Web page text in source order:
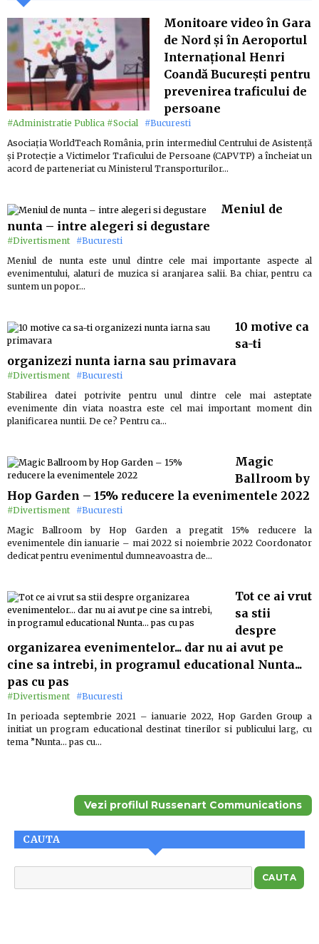
Monitoare video în Gara
de Nord și în Aeroportul
Internațional Henri
Coandă București pentru
prevenirea traficului de
persoane
#Administratie Publica #Social #Bucuresti
Asociația WorldTeach România, prin intermediul Centrului de Asistență
și Protecție a Victimelor Traficului de Persoane (CAPVTP) a încheiat un
acord de parteneriat cu Ministerul Transporturilor…
Meniul de
nunta – intre alegeri si degustare
#Divertisment #Bucuresti
Meniul de nunta este unul dintre cele mai importante aspecte al
evenimentului, alaturi de muzica si aranjarea salii. Ba chiar, pentru ca
suntem un popor…
10 motive ca
sa-ti
organizezi nunta iarna sau primavara
#Divertisment #Bucuresti
Stabilirea datei potrivite pentru unul dintre cele mai asteptate
evenimente din viata noastra este cel mai important moment din
planificarea nuntii. De ce? Pentru ca…
Magic
Ballroom by
Hop Garden – 15% reducere la evenimentele 2022
#Divertisment #Bucuresti
Magic Ballroom by Hop Garden a pregatit 15% reducere la
evenimentele din ianuarie – mai 2022 si noiembrie 2022 Coordonator
dedicat pentru evenimentul dumneavoastra de…
Tot ce ai vrut
sa stii
despre
organizarea evenimentelor... dar nu ai avut pe
cine sa intrebi, in programul educational Nunta...
pas cu pas
#Divertisment #Bucuresti
In perioada septembrie 2021 – ianuarie 2022, Hop Garden Group a
initiat un program educational destinat tinerilor si publicului larg, cu
tema ”Nunta… pas cu…
Vezi profilul Russenart Communications
CAUTA